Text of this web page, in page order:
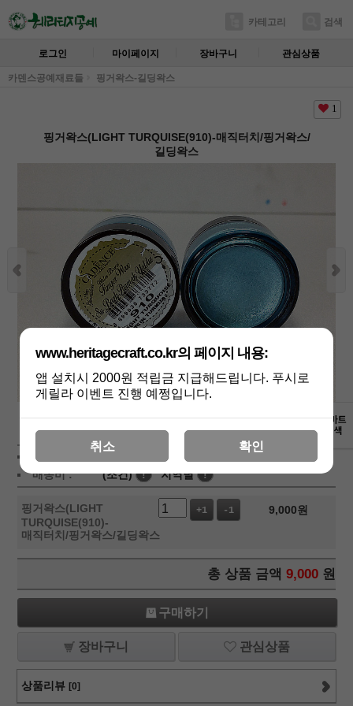
카테고리 검색
로그인 마이페이지 장바구니 관심상품
카덴스공예재료들 핑거왁스-길딩왁스
1
핑거왁스(LIGHT TURQUISE(910)-매직터치/핑거왁스/
길딩왁스
상품가 : 적립금:1000원
배송비 : (조건) ! 지역별 !
핑거왁스(LIGHT
TURQUISE(910)-
매직터치/핑거왁스/길딩왁스
+1 -1 9,000원
총 상품 금액 9,000 원
구매하기
장바구니 관심상품
상품리뷰 [0]
www.heritagecraft.co.kr의 페이지 내용:
앱 설치시 2000원 적립금 지급해드립니다. 푸시로
게릴라 이벤트 진행 예쩡입니다.
취소 확인